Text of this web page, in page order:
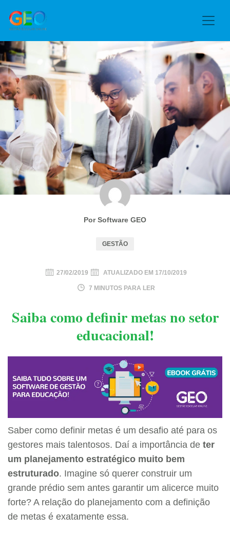
Por Software GEO
GESTÃO
27/02/2019 ATUALIZADO EM 17/10/2019
7 MINUTOS PARA LER
Saiba como definir metas no setor
educacional!
Saber como definir metas é um desafio até para os
gestores mais talentosos. Daí a importância de ter
um planejamento estratégico muito bem
estruturado. Imagine só querer construir um
grande prédio sem antes garantir um alicerce muito
forte? A relação do planejamento com a definição
de metas é exatamente essa.